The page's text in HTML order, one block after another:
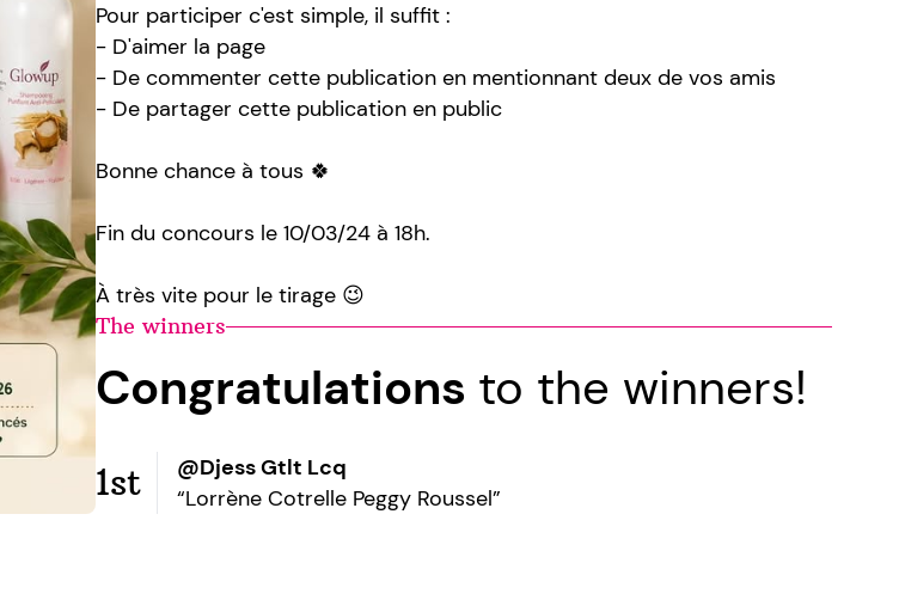
Pour participer c'est simple, il suffit :
- D'aimer la page
- De commenter cette publication en mentionnant deux de vos amis
- De partager cette publication en public
Bonne chance à tous 🍀
Fin du concours le 10/03/24 à 18h.
À très vite pour le tirage 😉
The winners
Congratulations to the winners!
1st
@Djess Gtlt Lcq
“Lorrène Cotrelle Peggy Roussel”